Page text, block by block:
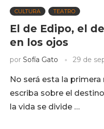
CULTURA TEATRO
El de Edipo, el
en los ojos
por Sofía Gato 29 de
No será esta la
escriba sobre el
la vida se divide …